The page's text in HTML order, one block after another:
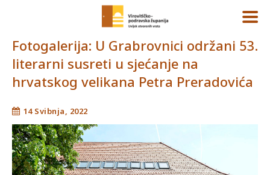
Fotogalerija: U Grabrovnici održani 53.
literarni susreti u sjećanje na
hrvatskog velikana Petra Preradovića
14 Svibnja, 2022